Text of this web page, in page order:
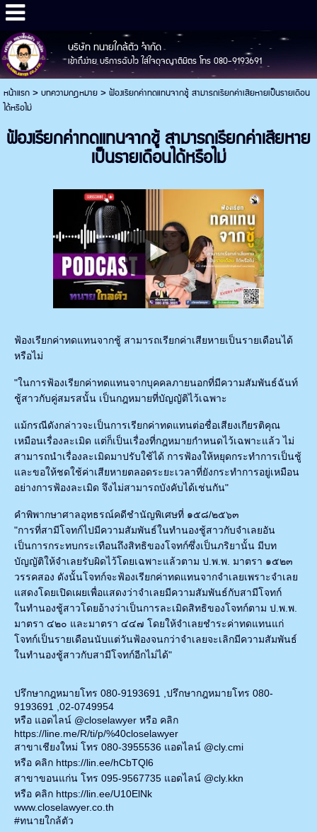
บริษัท ทนายใกล้ตัว จำกัด
เข้าถึงง่าย บริการฉับไว ใส่ใจดุจญาติมิตร โทร 080-9193691
หน้าแรก>บทความกฎหมาย>ฟ้องเรียกค่าทดแทนจากชู้ สามารถเรียกค่าเสียหายเป็นรายเดือน
ได้หรือไม่
ฟ้องเรียกค่าทดแทนจากชู้ สามารถเรียกค่าเสียหาย
เป็นรายเดือนได้หรือไม่
ฟ้องเรียกค่าทดแทนจากชู้ สามารถเรียกค่าเสียหายเป็นรายเดือนได้
หรือไม่
"ในการฟ้องเรียกค่าทดแทนจากบุคคลภายนอกที่มีความสัมพันธ์ฉันท์
ชู้สาวกับคู่สมรสนั้น เป็นกฎหมายที่บัญญัติไว้เฉพาะ
แม้กรณีดังกล่าวจะเป็นการเรียกค่าทดแทนต่อชื่อเสียงเกียรติคุณ
เหมือนเรื่องละเมิด แต่ก็เป็นเรื่องที่กฎหมายกำหนดไว้เฉพาะแล้ว ไม่
สามารถนำเรื่องละเมิดมาปรับใช้ได้ การฟ้องให้หยุดกระทำการเป็นชู้
และขอให้ชดใช้ค่าเสียหายตลอดระยะเวลาที่ยังกระทำการอยู่เหมือน
อย่างการฟ้องละเมิด จึงไม่สามารถบังคับได้เช่นกัน"
คำพิพากษาศาลอุทธรณ์คดีชำนัญพิเศษที่ ๑๕๘/๒๕๖๓
"การที่สามีโจทก์ไปมีความสัมพันธ์ในทํานองชู้สาวกับจําเลยอัน
เป็นการกระทบกระเทือนถึงสิทธิของโจทก์ซึ่งเป็นภริยานั้น มีบท
บัญญัติให้จําเลยรับผิดไว้โดยเฉพาะแล้วตาม ป.พ.พ. มาตรา ๑๕๒๓
วรรคสอง ดังนั้นโจทก์จะฟ้องเรียกค่าทดแทนจากจําเลยเพราะจําเลย
แสดงโดยเปิดเผยเพื่อแสดงว่าจําเลยมีความสัมพันธ์กับสามีโจทก์
ในทํานองชู้สาวโดยอ้างว่าเป็นการละเมิดสิทธิของโจทก์ตาม ป.พ.พ.
มาตรา ๔๒๐ และมาตรา ๔๔๗ โดยให้จําเลยชําระค่าทดแทนแก่
โจทก์เป็นรายเดือนนับแต่วันฟ้องจนกว่าจําเลยจะเลิกมีความสัมพันธ์
ในทํานองชู้สาวกับสามีโจทก์อีกไม่ได้"
ปรึกษากฎหมายโทร 080-9193691 ,ปรึกษากฎหมายโทร 080-
9193691 ,02-0749954
หรือ แอดไลน์ @closelawyer หรือ คลิก
https://line.me/R/ti/p/%40closelawyer
สาขาเชียงใหม่ โทร 080-3955536 แอดไลน์ @cly.cmi
หรือ คลิก https://lin.ee/hCbTQl6
สาขาขอนแก่น โทร 095-9567735 แอดไลน์ @cly.kkn
หรือ คลิก https://lin.ee/U10ElNk
www.closelawyer.co.th
#ทนายใกล้ตัว